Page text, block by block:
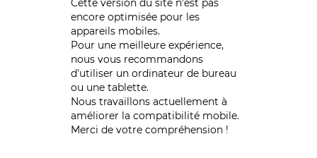
Cette version du site n’est pas
encore optimisée pour les
appareils mobiles.
Pour une meilleure expérience,
nous vous recommandons
d'utiliser un ordinateur de bureau
ou une tablette.
Nous travaillons actuellement à
améliorer la compatibilité mobile.
Merci de votre compréhension !